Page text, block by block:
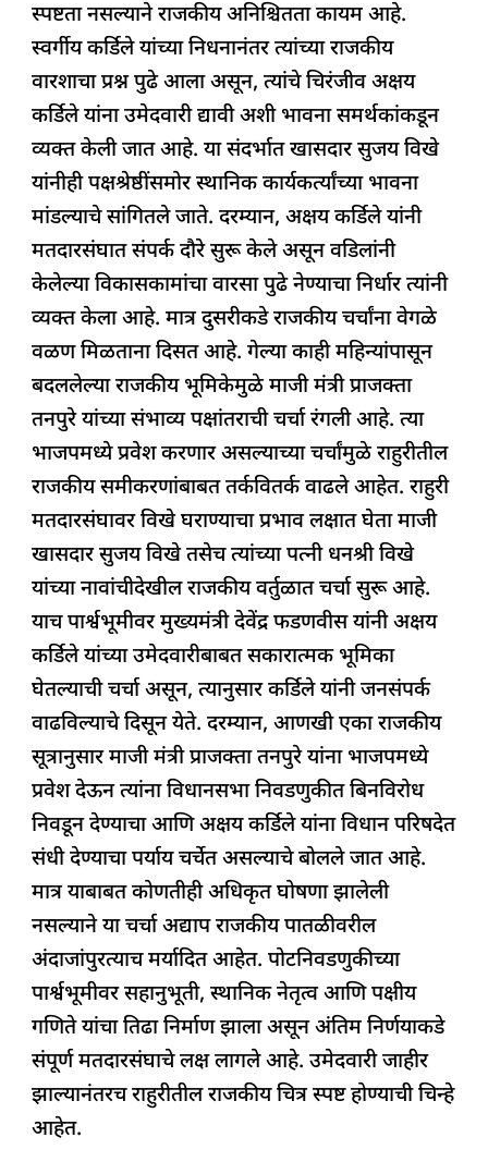
स्पष्टता नसल्याने राजकीय अनिश्चितता कायम आहे.
स्वर्गीय कर्डिले यांच्या निधनानंतर त्यांच्या राजकीय
वारशाचा प्रश्न पुढे आला असून, त्यांचे चिरंजीव अक्षय
कर्डिले यांना उमेदवारी द्यावी अशी भावना समर्थकांकडून
व्यक्त केली जात आहे. या संदर्भात खासदार सुजय विखे
यांनीही पक्षश्रेष्ठींसमोर स्थानिक कार्यकर्त्यांच्या भावना
मांडल्याचे सांगितले जाते. दरम्यान, अक्षय कर्डिले यांनी
मतदारसंघात संपर्क दौरे सुरू केले असून वडिलांनी
केलेल्या विकासकामांचा वारसा पुढे नेण्याचा निर्धार त्यांनी
व्यक्त केला आहे. मात्र दुसरीकडे राजकीय चर्चांना वेगळे
वळण मिळताना दिसत आहे. गेल्या काही महिन्यांपासून
बदललेल्या राजकीय भूमिकेमुळे माजी मंत्री प्राजक्ता
तनपुरे यांच्या संभाव्य पक्षांतराची चर्चा रंगली आहे. त्या
भाजपमध्ये प्रवेश करणार असल्याच्या चर्चांमुळे राहुरीतील
राजकीय समीकरणांबाबत तर्कवितर्क वाढले आहेत. राहुरी
मतदारसंघावर विखे घराण्याचा प्रभाव लक्षात घेता माजी
खासदार सुजय विखे तसेच त्यांच्या पत्नी धनश्री विखे
यांच्या नावांचीदेखील राजकीय वर्तुळात चर्चा सुरू आहे.
याच पार्श्वभूमीवर मुख्यमंत्री देवेंद्र फडणवीस यांनी अक्षय
कर्डिले यांच्या उमेदवारीबाबत सकारात्मक भूमिका
घेतल्याची चर्चा असून, त्यानुसार कर्डिले यांनी जनसंपर्क
वाढविल्याचे दिसून येते. दरम्यान, आणखी एका राजकीय
सूत्रानुसार माजी मंत्री प्राजक्ता तनपुरे यांना भाजपमध्ये
प्रवेश देऊन त्यांना विधानसभा निवडणुकीत बिनविरोध
निवडून देण्याचा आणि अक्षय कर्डिले यांना विधान परिषदेत
संधी देण्याचा पर्याय चर्चेत असल्याचे बोलले जात आहे.
मात्र याबाबत कोणतीही अधिकृत घोषणा झालेली
नसल्याने या चर्चा अद्याप राजकीय पातळीवरील
अंदाजांपुरत्याच मर्यादित आहेत. पोटनिवडणुकीच्या
पार्श्वभूमीवर सहानुभूती, स्थानिक नेतृत्व आणि पक्षीय
गणिते यांचा तिढा निर्माण झाला असून अंतिम निर्णयाकडे
संपूर्ण मतदारसंघाचे लक्ष लागले आहे. उमेदवारी जाहीर
झाल्यानंतरच राहुरीतील राजकीय चित्र स्पष्ट होण्याची चिन्हे
आहेत.